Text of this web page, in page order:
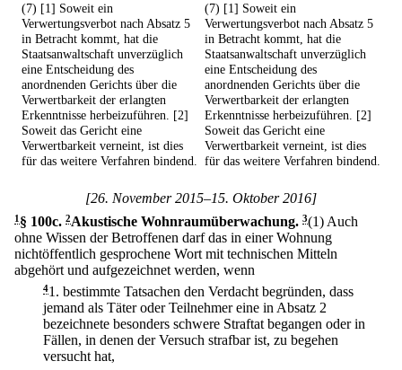
(7) [1] Soweit ein
Verwertungsverbot nach Absatz 5
in Betracht kommt, hat die
Staatsanwaltschaft unverzüglich
eine Entscheidung des
anordnenden Gerichts über die
Verwertbarkeit der erlangten
Erkenntnisse herbeizuführen. [2]
Soweit das Gericht eine
Verwertbarkeit verneint, ist dies
für das weitere Verfahren bindend.
(7) [1] Soweit ein
Verwertungsverbot nach Absatz 5
in Betracht kommt, hat die
Staatsanwaltschaft unverzüglich
eine Entscheidung des
anordnenden Gerichts über die
Verwertbarkeit der erlangten
Erkenntnisse herbeizuführen. [2]
Soweit das Gericht eine
Verwertbarkeit verneint, ist dies
für das weitere Verfahren bindend.
[26. November 2015–15. Oktober 2016]
1§ 100c. 2Akustische Wohnraumüberwachung. 3(1) Auch
ohne Wissen der Betroffenen darf das in einer Wohnung
nichtöffentlich gesprochene Wort mit technischen Mitteln
abgehört und aufgezeichnet werden, wenn
41. bestimmte Tatsachen den Verdacht begründen, dass
jemand als Täter oder Teilnehmer eine in Absatz 2
bezeichnete besonders schwere Straftat begangen oder in
Fällen, in denen der Versuch strafbar ist, zu begehen
versucht hat,